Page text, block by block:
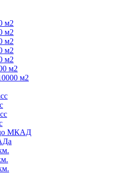
м2
м2
м2
м2
м2
м2
м2
до МКАД